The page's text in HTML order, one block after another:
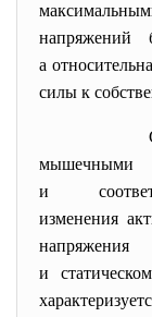
напряжений
а
силы к
и
изменения
и